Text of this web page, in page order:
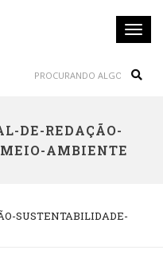
DE-REDAÇÃO-
AMBIENTE
SUSTENTABILIDADE-